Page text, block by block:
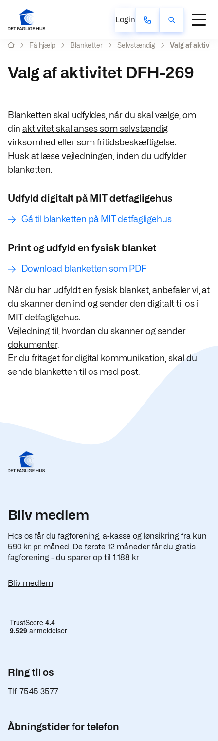
Login
Få hjælp Blanketter Selvstændig Valg af
Valg af aktivitet DFH-269
Blanketten skal udfyldes, når du skal vælge, om
din aktivitet skal anses som selvstændig
virksomhed eller som fritidsbeskæftigelse.
Husk at læse vejledningen, inden du udfylder
blanketten.
Udfyld digitalt på MIT detfagligehus
Gå til blanketten på MIT detfagligehus
Print og udfyld en fysisk blanket
Download blanketten som PDF
Når du har udfyldt en fysisk blanket, anbefaler vi, at
du skanner den ind og sender den digitalt til os i
MIT detfagligehus.
Vejledning til, hvordan du skanner og sender
dokumenter.
Er du fritaget for digital kommunikation , skal du
sende blanketten til os med post.
Bliv medlem
Hos os får du fagforening, a-kasse og lønsikring fra kun
590 kr. pr. måned. De første 12 måneder får du gratis
fagforening - du sparer op til 1.188 kr.
Bliv medlem
Ring til os
Tlf. 7545 3577
Åbningstider for telefon